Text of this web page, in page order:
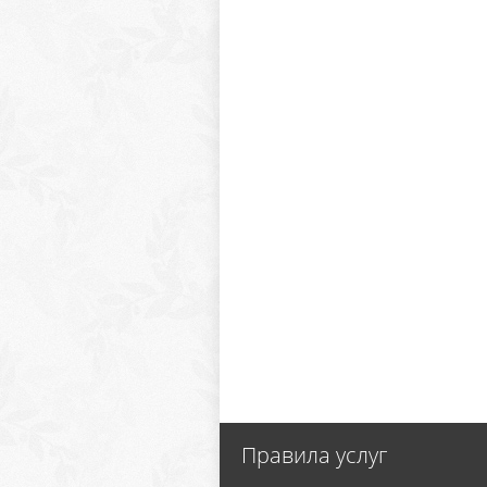
Правила услуг